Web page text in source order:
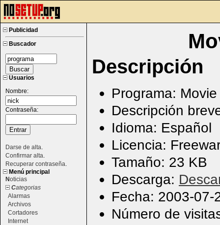
Publicidad
Buscador
Usuarios
Nombre:
Contraseña:
Darse de alta
Confirmar alta
Recuperar contraseña
Menú principal
Noticias
Categorias
Alarmas
Archivos
Cortadores
Internet
Descripción
Programa:
Descripción
Idioma: Español
Licencia:
Tamaño: 23 KB
Descarga:
Fecha: 2003-07-
Número de